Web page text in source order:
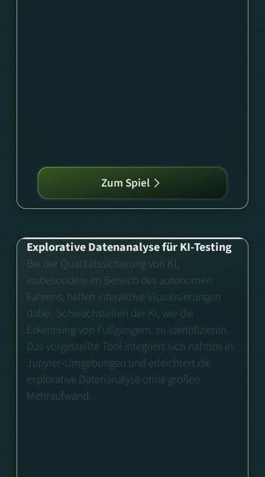
Zum Spiel
Explorative Datenanalyse für KI-Testing
Bei der Qualitätssicherung von KI,
insbesondere im Bereich des autonomen
Fahrens, helfen interaktive Visualisierungen
dabei, Schwachstellen der KI, wie die
Erkennung von Fußgängern, zu identifizieren.
Das vorgestellte Tool integriert sich nahtlos in
Jupyter-Umgebungen und erleichtert die
explorative Datenanalyse ohne großen
Mehraufwand.